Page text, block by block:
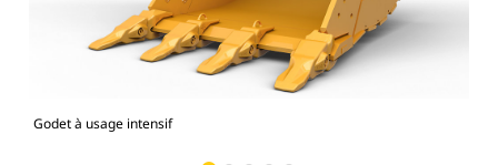
Godet à usage intensif